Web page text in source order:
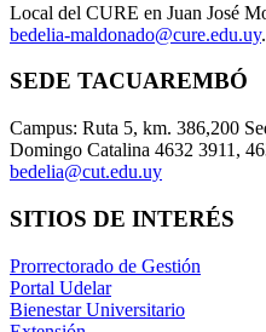
Local del CURE en Juan José
bedelia-maldonado@cure.edu.uy.
SEDE TACUAREMBÓ
Campus: Ruta 5, km. 386,200
Domingo Catalina 4632 3911,
bedelia@cut.edu.uy
SITIOS DE INTERÉS
Prorrectorado de Gestión
Portal Udelar
Bienestar Universitario